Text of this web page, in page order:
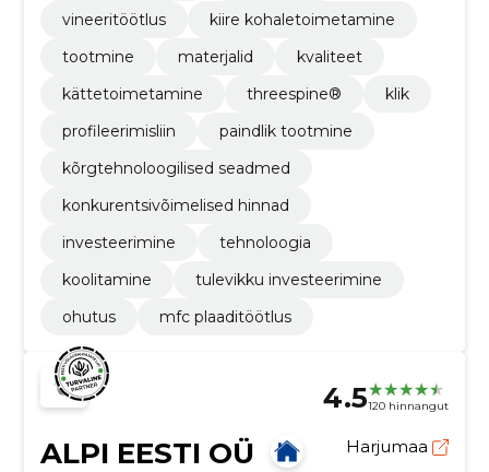
vineeritöötlus
kiire kohaletoimetamine
tootmine
materjalid
kvaliteet
kättetoimetamine
threespine®
klik
profileerimisliin
paindlik tootmine
kõrgtehnoloogilised seadmed
konkurentsivõimelised hinnad
investeerimine
tehnoloogia
koolitamine
tulevikku investeerimine
ohutus
mfc plaaditöötlus
4.5120 hinnangut
ALPI EESTI OÜ Harjumaa